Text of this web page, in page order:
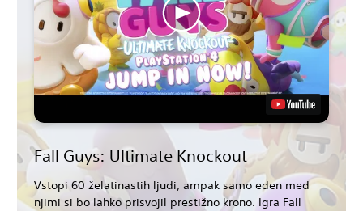
Fall Guys: Ultimate Knockout
Vstopi 60 želatinastih ljudi, ampak samo eden med
njimi si bo lahko prisvojil prestižno krono. Igra Fall